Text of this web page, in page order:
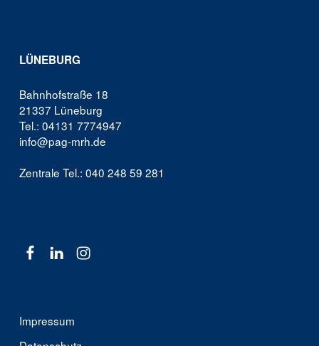
LÜNEBURG
Bahnhofstraße 18
21337 Lüneburg
Tel.: 04131 7774947
info@pag-mrh.de
Zentrale Tel.: 040 248 59 281
Facebook
Impressum